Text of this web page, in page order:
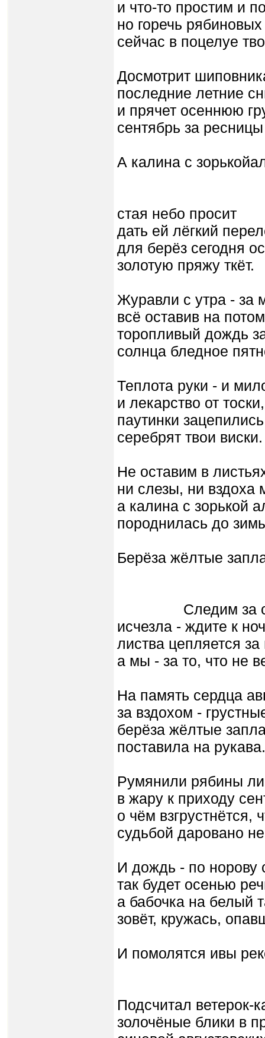
и что-то простим и
но горечь рябиновых
сейчас в поцелуе
Досмотрит
последние летние
и прячет осеннюю
сентябрь за
А калина с
стая небо просит
дать ей лёгкий
для берёз сегодня
золотую пряжу ткёт.
Журавли с утра - за
всё оставив на
торопливый дождь
солнца бледное
Теплота руки - и
и лекарство от тоски,
паутинки
серебрят твои виски.
Не оставим в
ни слезы, ни вздоха
а калина с зорькой
породнилась до
Берёза жёлтые
Следим за
исчезла - ждите к
листва цепляется за
а мы - за то, что не
На память сердца
за вздохом -
берёза жёлтые
поставила на рукава.
Румянили рябины
в жару к приходу
о чём взгрустнётся,
судьбой даровано
И дождь - по норову
так будет осенью
а бабочка на белый
зовёт, кружась,
И помолятся ивы
Подсчитал ветерок-
золочёные блики в